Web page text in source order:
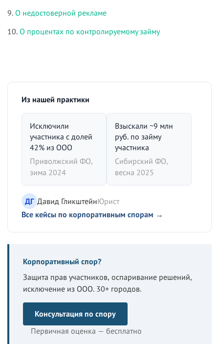
9. О недостоверной рекламе
10. О процентах по контролируемому займу
Из нашей практики
Исключили
участника с долей
42% из ООО
Приволжский ФО,
зима 2024
Взыскали ~9 млн
руб. по займу
участника
Сибирский ФО,
весна 2025
ДГ Давид ГликштейнЮрист
Все кейсы по корпоративным спорам →
Корпоративный спор?
Защита прав участников, оспаривание решений,
исключение из ООО. 30+ городов.
Консультация по спору
Первичная оценка — бесплатно